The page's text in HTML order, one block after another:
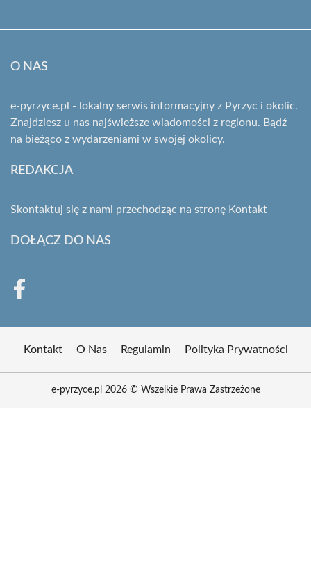
O NAS
e-pyrzyce.pl - lokalny serwis informacyjny z Pyrzyc i okolic.
Znajdziesz u nas najświeższe wiadomości z regionu. Bądź
na bieżąco z wydarzeniami w swojej okolicy.
REDAKCJA
Skontaktuj się z nami przechodząc na stronę Kontakt
DOŁĄCZ DO NAS
Kontakt O Nas Regulamin Polityka Prywatności
e-pyrzyce.pl 2026 © Wszelkie Prawa Zastrzeżone